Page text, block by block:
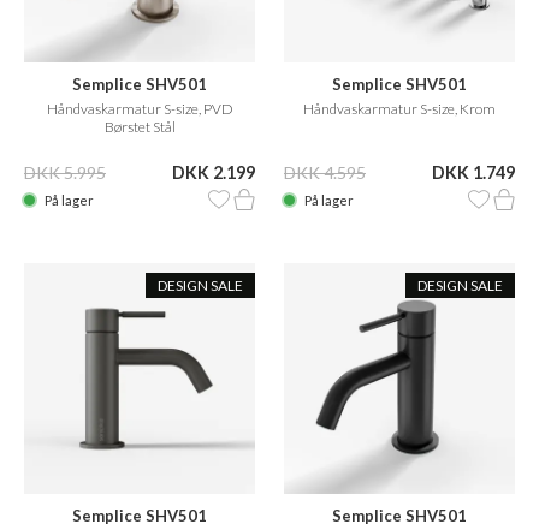
Semplice SHV501
Håndvaskarmatur S-size, PVD
Børstet Stål
DKK 5.995 DKK 2.199
På lager
Semplice SHV501
Håndvaskarmatur S-size, Krom
DKK 4.595 DKK 1.749
På lager
DESIGN SALE
Semplice SHV501
DESIGN SALE
Semplice SHV501